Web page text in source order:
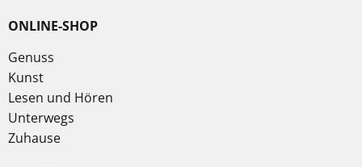
ONLINE-SHOP
Genuss
Kunst
Lesen und Hören
Unterwegs
Zuhause